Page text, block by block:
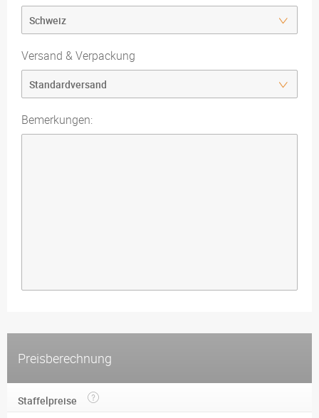
Versand & Verpackung
Bemerkungen:
Preisberechnung
Staffelpreise